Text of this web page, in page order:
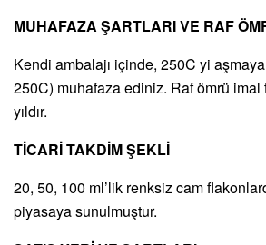
MUHAFAZA ŞARTLARI VE RAF
Kendi ambalajı içinde, 250C yi
250C) muhafaza ediniz. Raf ömrü
yıldır.
TİCARİ TAKDİM ŞEKLİ
20, 50, 100 ml’lik renksiz cam
piyasaya sunulmuştur.